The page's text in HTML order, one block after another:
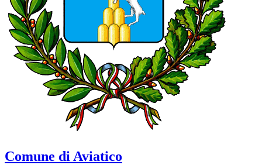
Comune di Aviatico